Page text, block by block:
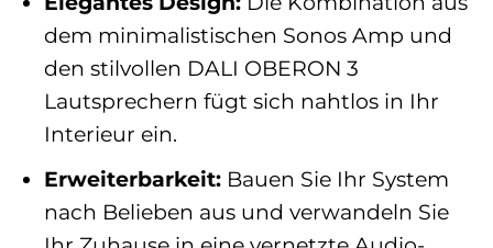
dem minimalistischen Sonos Amp und
den stilvollen DALI OBERON 3
Lautsprechern fügt sich nahtlos in Ihr
Interieur ein.
Erweiterbarkeit:Bauen Sie Ihr System
nach Belieben aus und verwandeln Sie